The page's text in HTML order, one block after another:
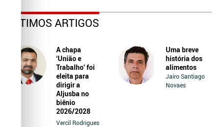
ÚLTIMOS ARTIGOS
A chapa
‘União e
Trabalho’ foi
eleita para
dirigir a
Aljusba no
biênio
2026/2028
Vercil Rodrigues
Uma breve
história dos
alimentos
Jairo Santiago
Novaes